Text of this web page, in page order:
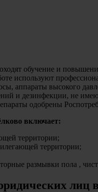
обучение и
используют
аппараты высокого
и дезинфекции, не
одобрены
включает:
территории;
территории;
размывки пола ,
лиц